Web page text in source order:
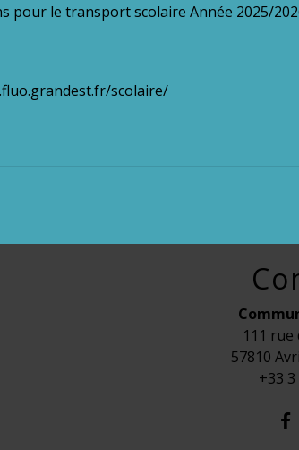
pour le transport scolaire Année 2025/
scolaire/
111 rue
57810
+33